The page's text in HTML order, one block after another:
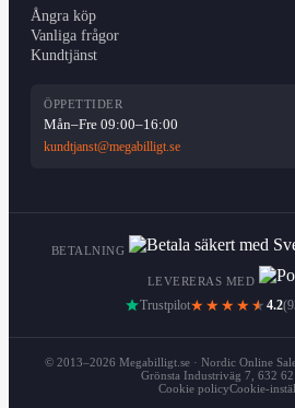
Ångra köp
Vanliga frågor
Kundtjänst
ÖPPETTIDER
Mån–Fre 09:00–16:00
kundtjanst@megabilligt.se
BETALNING
LEVERERAS MED
Trustpilot★★★★ ★ 4.2
© 2013–2026 Megabilligt.se · Nordic Online
Grönsta Industriväg 7, 632 62
Cookie policyCookie-